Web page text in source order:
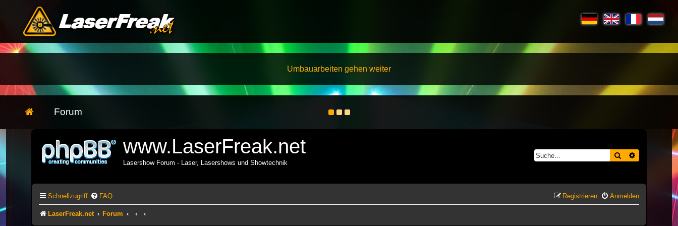
Umbauarbeiten gehen weiter
Forum
www.LaserFreak.net
Lasershow Forum - Laser, Lasershows und Showtechnik
Suche Erweiterte
Schnellzugriff FAQ Anmelden
Registrieren
LaserFreak.net Forum